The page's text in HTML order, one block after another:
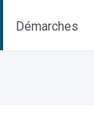
Démarches